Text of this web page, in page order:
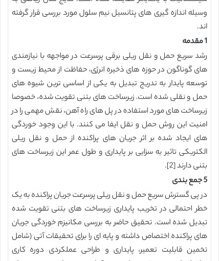
وسیله اندازه گیری های پتانسیل نیم سلول مورد بررسی قرار گرفته
اند.
1 مقدمه
رشد سریع حمل و نقل ریلی برقی پرسرعت در مواجهه با نیازمندی
های گوناگون در حوزه های ذخیره انرژی، حفاظت از محیط زیست و
توسعه پایدار به تدریج تبدیل به یکی از اساسی ترین شیوه های
حمل و نقلی شده است. زیرساخت های بتنی تقویت شده، خصوصا
زیرساخت های مورد استفاده در پل های راه آهن، نقش مهمی را در
امنیت این روش حمل و نقل ایفا می کنند. با این وجود خوردگی
های ایجاد شده بر اثر جریان های پراکنده از حمل و نقل ریلی
الکتریکی تاثیر به سزایی بر پایداری و طول عمر این زیرساخت های
بتنی دارند [2].
5 جمع بندی
در پی گسترش سریع حمل و نقل ریلی پرسرعت جریان پراکنده به یک
خطر احتمالی در تخریب پایداری زیرساخت های بتنی تقویت شده
تبدیل شده است. تحقیق حاضر به بررسی مکانیزم خوردگی جریان
های پراکنده اختصاص داشته و پایه ای را برای تحقیقات آتی (شامل
تخمین قابلیت تعمیر، پایداری و طراحی عملکردی دوره کاری